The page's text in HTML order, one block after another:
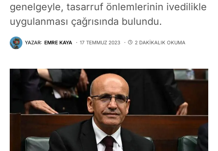
genelgeyle, tasarruf önlemlerinin ivedilikle
uygulanması çağrısında bulundu.
YAZAR: EMRE KAYA 17 TEMMUZ 2023 2 DAKIKALIK OKUMA